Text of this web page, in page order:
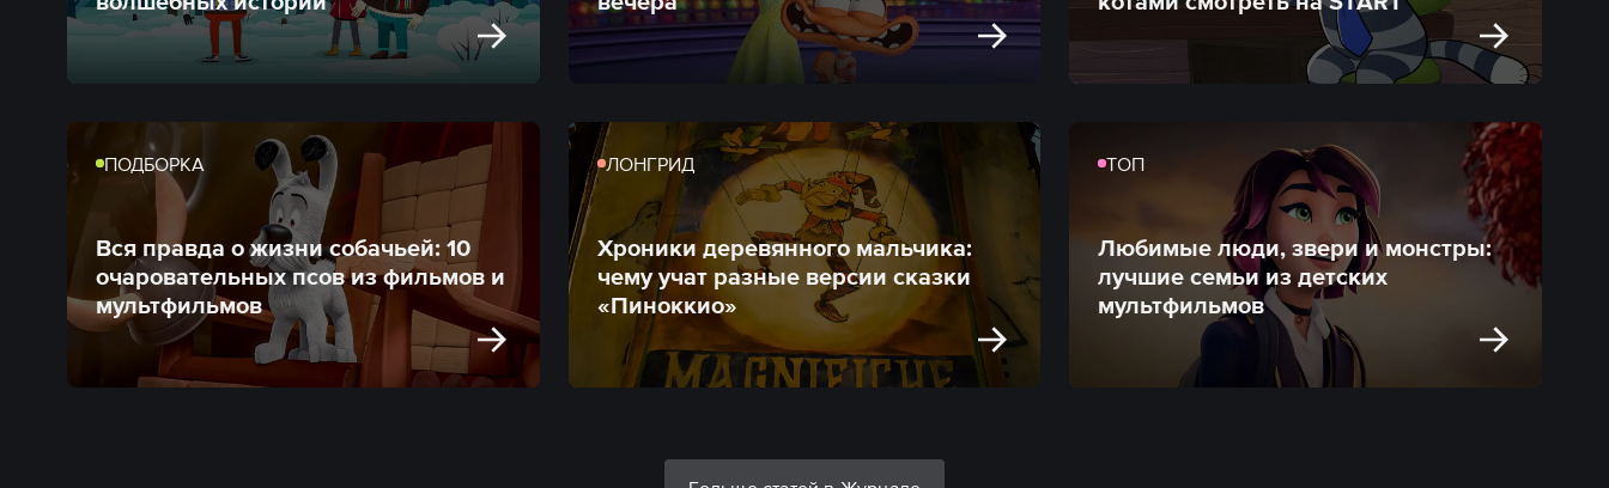
ПОДБОРКА
Вся правда о жизни собачьей: 10
очаровательных псов из фильмов и
мультфильмов
ЛОНГРИД
Хроники деревянного мальчика:
чему учат разные версии сказки
«Пиноккио»
ТОП
Любимые люди, звери и монстры:
лучшие семьи из детских
мультфильмов